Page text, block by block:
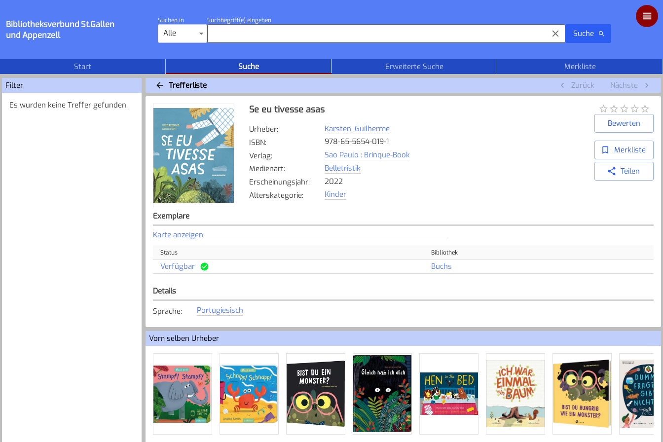
Bibliotheksverbund St.Gallen
und Appenzell
Suchen in
Alle
Suchbegriff(e) eingeben
Suche
Start Suche Erweiterte Suche
Merkliste
Filter
Es wurden keine Treffer gefunden.
Trefferliste Zurück Nächste
Se eu tivesse asas
Urheber:
Karsten, Guilherme
ISBN:
978-65-5654-019-1
Verlag:
Sao Paulo : Brinque-Book
Medienart:
Belletristik
Erscheinungsjahr:
2022
Alterskategorie: Kinder
Bewerten
Merkliste
Teilen
Exemplare
Karte anzeigen
Status Bibliothek
Verfügbar Buchs
Details
Sprache: Portugiesisch
Vom selben Urheber